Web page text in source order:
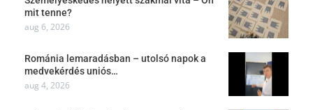
mit tenne?
aug 6, 2026
Románia lemaradásban – utolsó napok a
medvekérdés uniós…
aug 4, 2026